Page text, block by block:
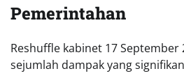
Pemerintahan
Reshuffle kabinet 17 September
sejumlah dampak yang